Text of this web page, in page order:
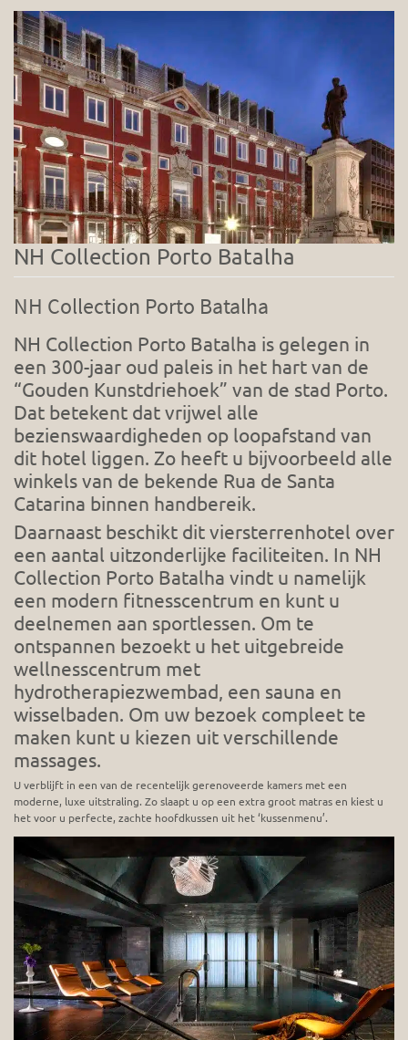
NH Collection Porto Batalha
NH Collection Porto Batalha
NH Collection Porto Batalha is gelegen in
een 300-jaar oud paleis in het hart van de
“Gouden Kunstdriehoek” van de stad Porto.
Dat betekent dat vrijwel alle
bezienswaardigheden op loopafstand van
dit hotel liggen. Zo heeft u bijvoorbeeld alle
winkels van de bekende Rua de Santa
Catarina binnen handbereik.
Daarnaast beschikt dit viersterrenhotel over
een aantal uitzonderlijke faciliteiten. In NH
Collection Porto Batalha vindt u namelijk
een modern fitnesscentrum en kunt u
deelnemen aan sportlessen. Om te
ontspannen bezoekt u het uitgebreide
wellnesscentrum met
hydrotherapiezwembad, een sauna en
wisselbaden. Om uw bezoek compleet te
maken kunt u kiezen uit verschillende
massages.
U verblijft in een van de recentelijk gerenoveerde kamers met een
moderne, luxe uitstraling. Zo slaapt u op een extra groot matras en kiest u
het voor u perfecte, zachte hoofdkussen uit het ‘kussenmenu’.